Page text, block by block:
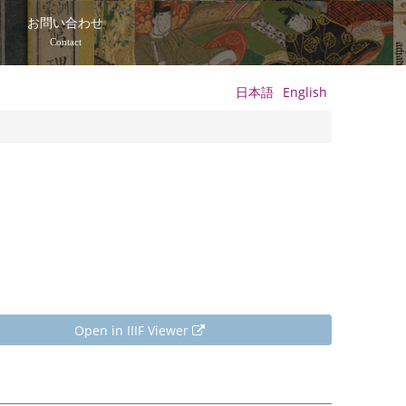
お問い合わせ
Contact
日本語 English
Open in IIIF Viewer